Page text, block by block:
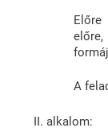
Előre
A
alkalom: